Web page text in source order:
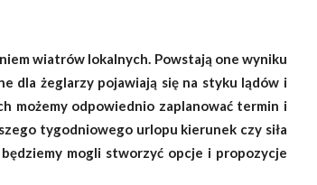
wiatrów lokalnych. Powstają one wyniku
dla żeglarzy pojawiają się na styku lądów i
możemy odpowiednio zaplanować termin i
tygodniowego urlopu kierunek czy siła
mogli stworzyć opcje i propozycje